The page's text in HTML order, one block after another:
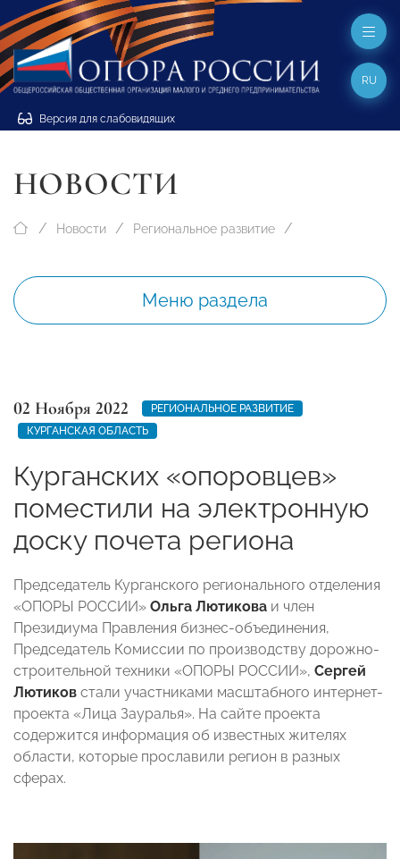
Версия для слабовидящих
RU
НОВОСТИ
Новости Региональное развитие
Меню раздела
02 Ноября 2022
РЕГИОНАЛЬНОЕ РАЗВИТИЕ
КУРГАНСКАЯ ОБЛАСТЬ
Курганских «опоровцев»
поместили на электронную
доску почета региона
Председатель Курганского регионального отделения
«ОПОРЫ РОССИИ» Ольга Лютикова и член
Президиума Правления бизнес-объединения,
Председатель Комиссии по производству дорожно-
строительной техники «ОПОРЫ РОССИИ», Сергей
Лютиков стали участниками масштабного интернет-
проекта «Лица Зауралья». На сайте проекта
содержится информация об известных жителях
области, которые прославили регион в разных
сферах.